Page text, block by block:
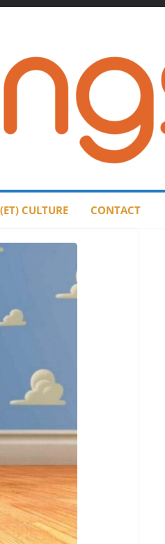
CULTURE CONTACT